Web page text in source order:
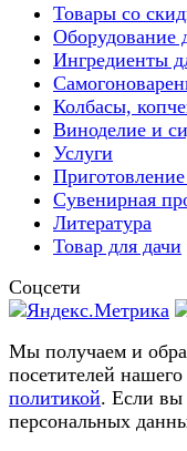
Товары со
Оборудование
Ингредиенты
Колбасы,
Виноделие и
Услуги
Сувенирная
Литература
Товар для дачи
Соцсети
Мы получаем и
посетителей
политикой. Если вы
персональных